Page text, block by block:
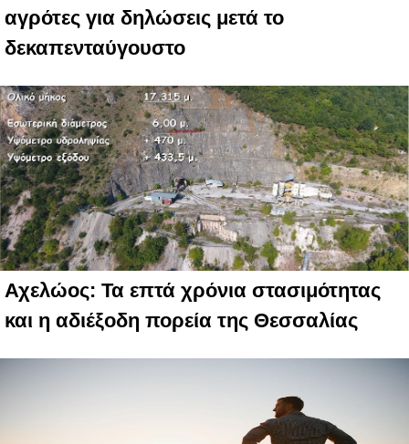
αγρότες για δηλώσεις μετά το
δεκαπενταύγουστο
Αχελώος: Τα επτά χρόνια στασιμότητας
και η αδιέξοδη πορεία της Θεσσαλίας